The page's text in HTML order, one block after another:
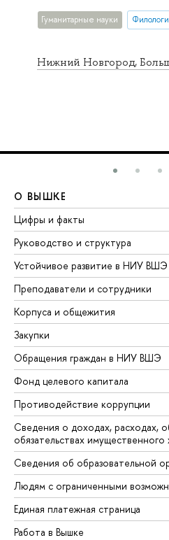
Нижний Новгород,
Гуманитарные науки
О ВЫШКЕ
Цифры и факты
Руководство и структура
Устойчивое развитие в НИУ ВШЭ
Преподаватели и сотрудники
Корпуса и общежития
Закупки
Обращения граждан в НИУ ВШЭ
Фонд целевого капитала
Противодействие коррупции
Сведения о доходах, расходах,
обязательствах имущественного
Сведения об образовательной
Людям с ограниченными
Единая платежная страница
Работа в Вышке